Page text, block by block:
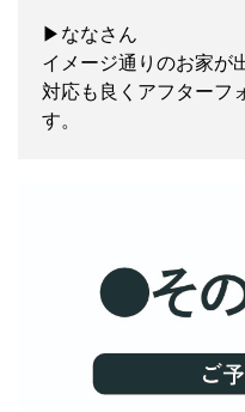
▶ななさん
イメージ通りのお家が
対応も良くアフターフ
す。